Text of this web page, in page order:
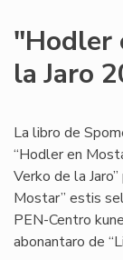
"Hodler
la Jaro
La libro de
“Hodler en
Verko de la
Mostar” estis
PEN-Centro
abonantaro de